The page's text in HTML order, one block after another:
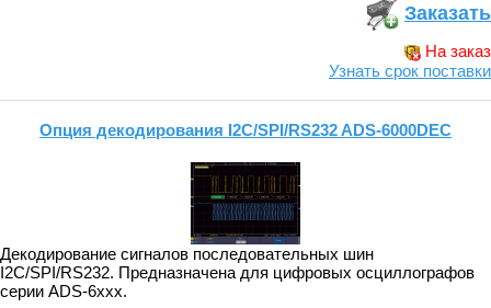
Заказать
На заказ
Узнать срок поставки
Опция декодирования I2C/SPI/RS232 ADS-6000DEC
Декодирование сигналов последовательных шин
I2C/SPI/RS232. Предназначена для цифровых осциллографов
серии ADS-6xxx.